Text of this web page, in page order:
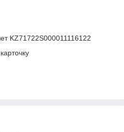
KZ71722S000011116122